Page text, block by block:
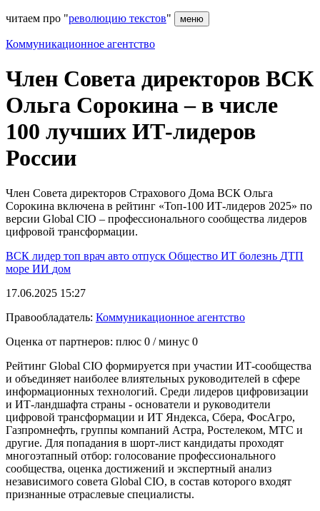
читаем про "революцию текстов" меню
Коммуникационное агентство
Член Совета директоров ВСК
Ольга Сорокина – в числе
100 лучших ИТ-лидеров
России
Член Совета директоров Страхового Дома ВСК Ольга
Сорокина включена в рейтинг «Топ-100 ИТ-лидеров 2025» по
версии Global CIO – профессионального сообщества лидеров
цифровой трансформации.
ВСК лидер топ врач авто отпуск Общество ИТ болезнь ДТП
море ИИ дом
17.06.2025 15:27
Правообладатель: Коммуникационное агентство
Оценка от партнеров: плюс 0 / минус 0
Рейтинг Global CIO формируется при участии ИТ-сообщества
и объединяет наиболее влиятельных руководителей в сфере
информационных технологий. Среди лидеров цифровизации
и ИТ-ландшафта страны - основатели и руководители
цифровой трансформации и ИТ Яндекса, Сбера, ФосАгро,
Газпромнефть, группы компаний Астра, Ростелеком, МТС и
другие. Для попадания в шорт-лист кандидаты проходят
многоэтапный отбор: голосование профессионального
сообщества, оценка достижений и экспертный анализ
независимого совета Global CIO, в состав которого входят
признанные отраслевые специалисты.